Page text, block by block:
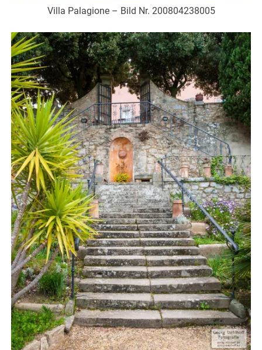
Villa Palagione – Bild Nr. 200804238005